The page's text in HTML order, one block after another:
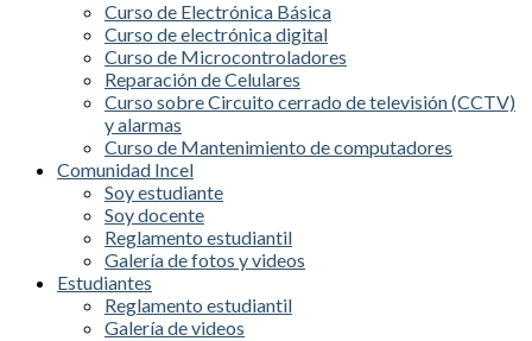
Curso de Electrónica Básica
Curso de electrónica digital
Curso de Microcontroladores
Reparación de Celulares
Curso sobre Circuito cerrado de televisión (CCTV)
y alarmas
Curso de Mantenimiento de computadores
Comunidad Incel
Soy estudiante
Soy docente
Reglamento estudiantil
Galería de fotos y videos
Estudiantes
Reglamento estudiantil
Galería de videos